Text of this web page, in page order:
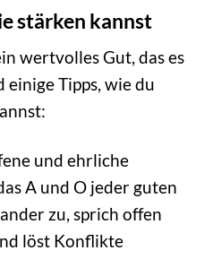
stärken kannst
wertvolles Gut, das es
einige Tipps, wie du
und ehrliche
A und O jeder guten
zu, sprich offen
löst Konflikte